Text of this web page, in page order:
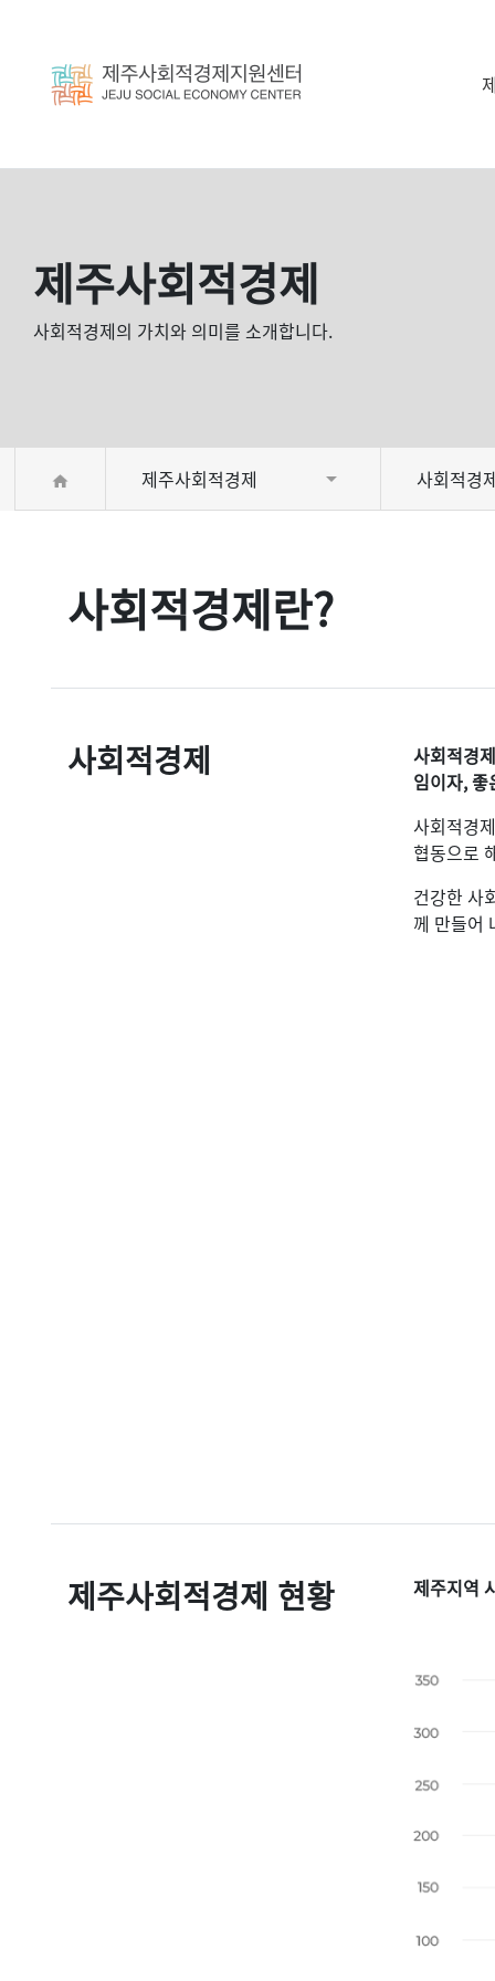
제주사회적경제
사회적경제의 가치와 의미를 소개합니다.
제주사회적경제 사회적경
사회적경제란?
사회적경제
사회적경
임이자,
사회적경
협동으로
건강한 사
께 만들어
제주사회적경제 현황 제주지역